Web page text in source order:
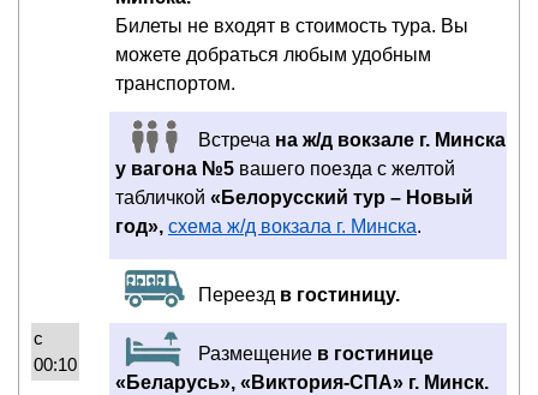
Билеты не входят в стоимость тура. Вы
можете добраться любым удобным
транспортом.
Встреча на ж/д вокзале г. Минска
у вагона №5 вашего поезда с желтой
табличкой «Белорусский тур – Новый
год», схема ж/д вокзала г. Минска.
Переезд в гостиницу.
с
00:10
Размещение в гостинице
«Беларусь», «Виктория-СПА» г. Минск.